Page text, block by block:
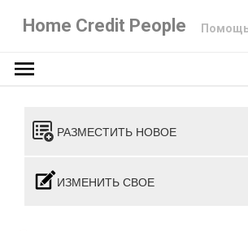
Home Credit People Помощь
РАЗМЕСТИТЬ НОВОЕ
ИЗМЕНИТЬ СВОЕ